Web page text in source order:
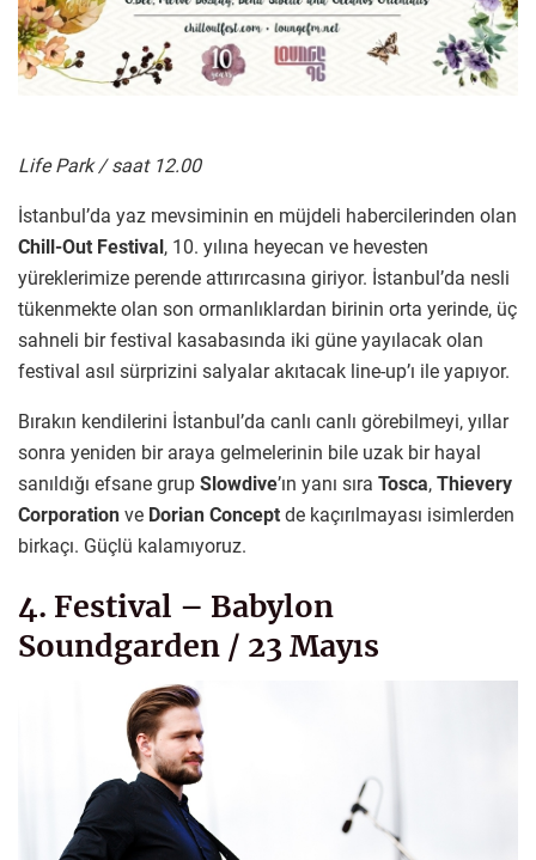
Life Park / saat 12.00
İstanbul’da yaz mevsiminin en müjdeli habercilerinden olan
Chill-Out Festival, 10. yılına heyecan ve hevesten
yüreklerimize perende attırırcasına giriyor. İstanbul’da nesli
tükenmekte olan son ormanlıklardan birinin orta yerinde, üç
sahneli bir festival kasabasında iki güne yayılacak olan
festival asıl sürprizini salyalar akıtacak line-up’ı ile yapıyor.
Bırakın kendilerini İstanbul’da canlı canlı görebilmeyi, yıllar
sonra yeniden bir araya gelmelerinin bile uzak bir hayal
sanıldığı efsane grup Slowdive’ın yanı sıra Tosca, Thievery
Corporation ve Dorian Concept de kaçırılmayası isimlerden
birkaçı. Güçlü kalamıyoruz.
4. Festival – Babylon
Soundgarden / 23 Mayıs